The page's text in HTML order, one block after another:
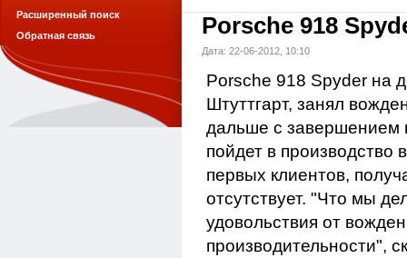
Porsche 918
Дата: 22-06-2012, 10:10
Porsche 918 Spyder на
Штуттгарт, занял
дальше с завершением
пойдет в производство
первых клиентов,
отсутствует. "Что мы
удовольствия от
производительности",
Расширенный поиск
Обратная связь